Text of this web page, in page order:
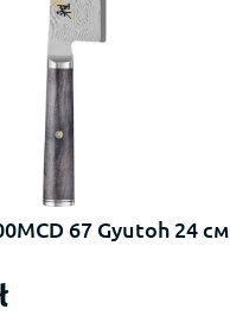
67 Gyutoh 24 см